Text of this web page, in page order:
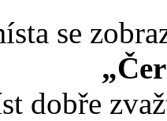
se
dobře